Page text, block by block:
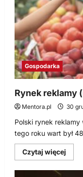
Gospodarka
Rynek reklamy
Mentora.pl 30
Polski rynek
tego roku wart był
Czytaj więcej
się
o